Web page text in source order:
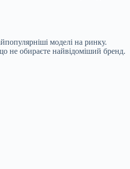
моделі на ринку.
не обираєте найвідоміший бренд.